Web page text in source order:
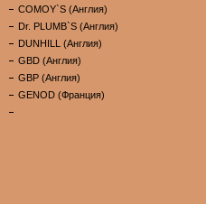
COMOY`S (Англия)
Dr. PLUMB`S (Англия)
DUNHILL (Англия)
GBD (Англия)
GBP (Англия)
GENOD (Франция)